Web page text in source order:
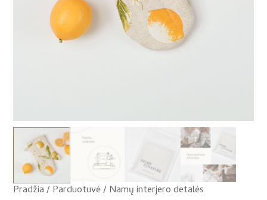
Pradžia/Parduotuvė/Namų interjero detalės
/